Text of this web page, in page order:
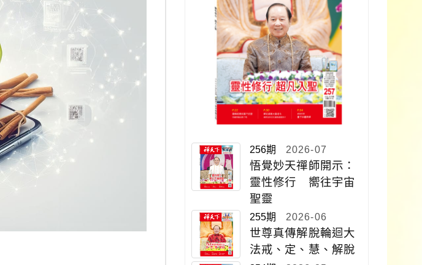
256期 2026-07
悟覺妙天禪師開示：
靈性修行 嚮往宇宙
聖靈
255期 2026-06
世尊真傳解脫輪迴大
法戒、定、慧、解脫